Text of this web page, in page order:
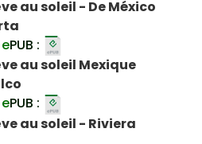
au soleil - De México
ePUB :
au soleil Mexique
ePUB :
au soleil - Riviera